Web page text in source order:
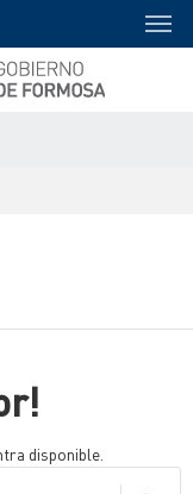
disponible.